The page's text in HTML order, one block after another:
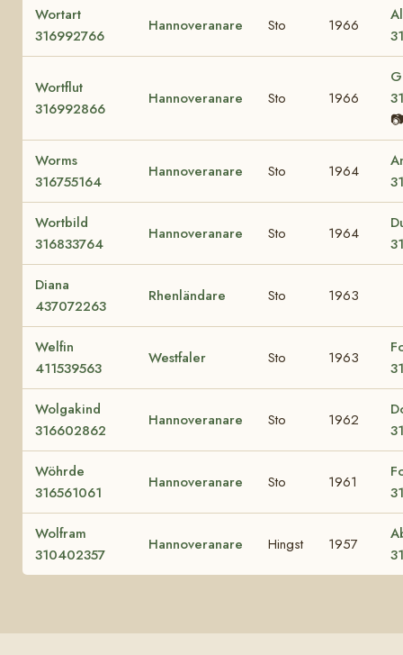
Wortart
316992766
Hannoveranare Sto 1966
Wortflut
316992866
Hannoveranare Sto 1966
📷
Worms
316755164
Hannoveranare Sto 1964
Wortbild
316833764
Hannoveranare Sto 1964
Diana
437072263
Rhenländare Sto 1963
Welfin
411539563
Westfaler Sto 1963
Wolgakind
316602862
Hannoveranare Sto 1962
Wöhrde
316561061
Hannoveranare Sto 1961
Wolfram
310402357
Hannoveranare Hingst 1957